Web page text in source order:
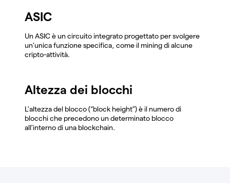
ASIC
Un ASIC è un circuito integrato progettato per svolgere
un'unica funzione specifica, come il mining di alcune
cripto-attività.
Altezza dei blocchi
L'altezza del blocco (“block height”) è il numero di
blocchi che precedono un determinato blocco
all'interno di una blockchain.